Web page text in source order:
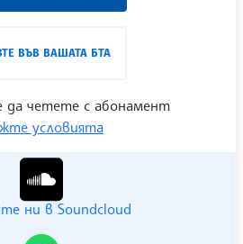
ВЪВ ВАШАТА БТА
да четете с абонамент
условията
ни в YouTube
ни в Soundcloud